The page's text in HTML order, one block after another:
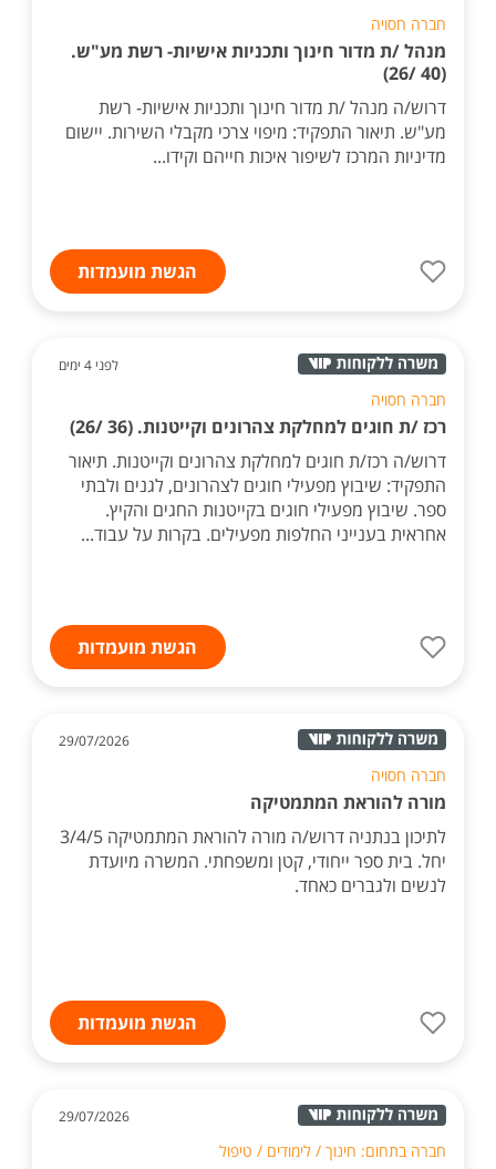
חברה חסויה
מנהל /ת מדור חינוך ותכניות אישיות- רשת מע"ש.
(40 /26)
דרוש/ה מנהל /ת מדור חינוך ותכניות אישיות- רשת
מע"ש. תיאור התפקיד: מיפוי צרכי מקבלי השירות. יישום
מדיניות המרכז לשיפור איכות חייהם וקידו...
הגשת מועמדות
לפני 4 ימים
חברה חסויה
רכז /ת חוגים למחלקת צהרונים וקייטנות. (36 /26)
דרוש/ה רכז/ת חוגים למחלקת צהרונים וקייטנות. תיאור
התפקיד: שיבוץ מפעילי חוגים לצהרונים, לגנים ולבתי
ספר. שיבוץ מפעילי חוגים בקייטנות החגים והקיץ.
אחראית בענייני החלפות מפעילים. בקרות על עבוד...
הגשת מועמדות
29/07/2026
חברה חסויה
מורה להוראת המתמטיקה
לתיכון בנתניה דרוש/ה מורה להוראת המתמטיקה 3/4/5
יחל. בית ספר ייחודי, קטן ומשפחתי. המשרה מיועדת
לנשים ולגברים כאחד.
הגשת מועמדות
29/07/2026
חברה בתחום: חינוך / לימודים / טיפול